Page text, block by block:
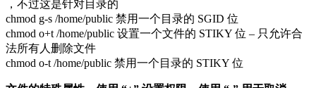
，不过这是针对目录的
chmod g-s /home/public 禁用一个目录的 SGID 位
chmod o+t /home/public 设置一个文件的 STIKY 位 – 只允许合
法所有人删除文件
chmod o-t /home/public 禁用一个目录的 STIKY 位